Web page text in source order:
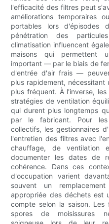
l'efficacité des filtres peut
améliorations temporaires
portables lors
pénétration des
climatisation influencent
maisons qui permettent
important — par le biais de
d'entrée d'air frais —
plus rapidement,
plus fréquent. À l'inverse,
stratégies de ventilation
qui durent plus longtemps
par le fabricant. Pour les
collectifs, les gestionnaires
l'entretien des filtres avec
chauffage, de ventilation
documenter les dates de
cohérence. Dans ces
d'occupation varient
souvent un
appropriée des déchets est
compte selon la saison.
spores de moisissures